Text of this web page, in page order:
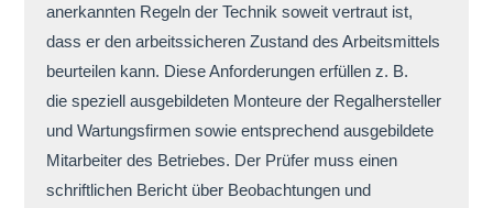
anerkannten Regeln der Technik soweit vertraut ist,
dass er den arbeitssicheren Zustand des Arbeitsmittels
beurteilen kann. Diese Anforderungen erfüllen z. B.
die speziell ausgebildeten Monteure der Regalhersteller
und Wartungsfirmen sowie entsprechend ausgebildete
Mitarbeiter des Betriebes. Der Prüfer muss einen
schriftlichen Bericht über Beobachtungen und